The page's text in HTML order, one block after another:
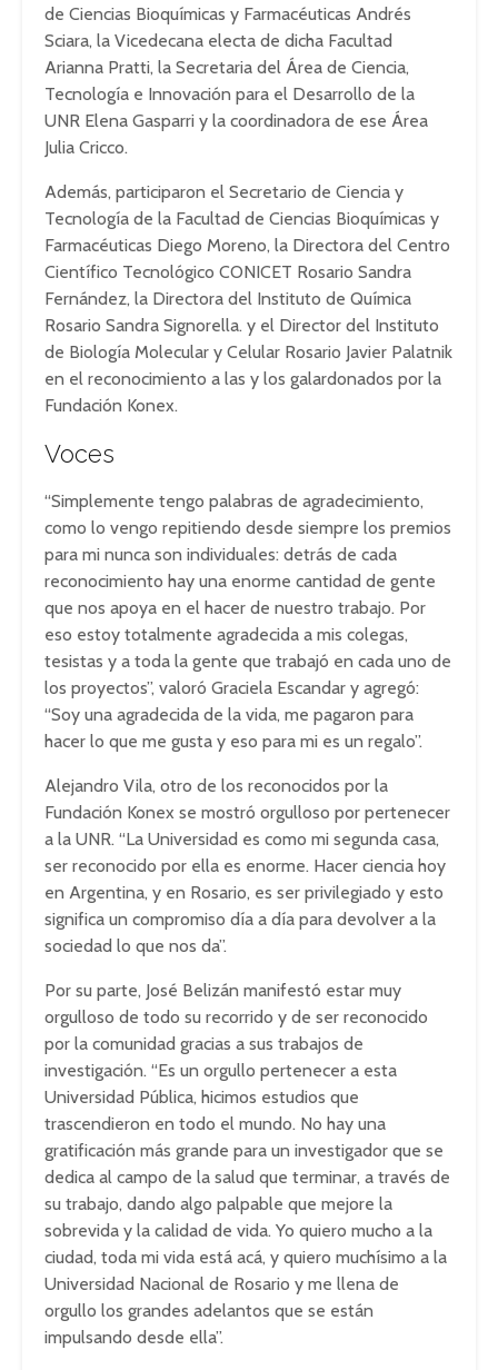
de Ciencias Bioquímicas y Farmacéuticas Andrés
Sciara, la Vicedecana electa de dicha Facultad
Arianna Pratti, la Secretaria del Área de Ciencia,
Tecnología e Innovación para el Desarrollo de la
UNR Elena Gasparri y la coordinadora de ese Área
Julia Cricco.
Además, participaron el Secretario de Ciencia y
Tecnología de la Facultad de Ciencias Bioquímicas y
Farmacéuticas Diego Moreno, la Directora del Centro
Científico Tecnológico CONICET Rosario Sandra
Fernández, la Directora del Instituto de Química
Rosario Sandra Signorella. y el Director del Instituto
de Biología Molecular y Celular Rosario Javier Palatnik
en el reconocimiento a las y los galardonados por la
Fundación Konex.
Voces
“Simplemente tengo palabras de agradecimiento,
como lo vengo repitiendo desde siempre los premios
para mi nunca son individuales: detrás de cada
reconocimiento hay una enorme cantidad de gente
que nos apoya en el hacer de nuestro trabajo. Por
eso estoy totalmente agradecida a mis colegas,
tesistas y a toda la gente que trabajó en cada uno de
los proyectos”, valoró Graciela Escandar y agregó:
“Soy una agradecida de la vida, me pagaron para
hacer lo que me gusta y eso para mi es un regalo”.
Alejandro Vila, otro de los reconocidos por la
Fundación Konex se mostró orgulloso por pertenecer
a la UNR. “La Universidad es como mi segunda casa,
ser reconocido por ella es enorme. Hacer ciencia hoy
en Argentina, y en Rosario, es ser privilegiado y esto
significa un compromiso día a día para devolver a la
sociedad lo que nos da”.
Por su parte, José Belizán manifestó estar muy
orgulloso de todo su recorrido y de ser reconocido
por la comunidad gracias a sus trabajos de
investigación. “Es un orgullo pertenecer a esta
Universidad Pública, hicimos estudios que
trascendieron en todo el mundo. No hay una
gratificación más grande para un investigador que se
dedica al campo de la salud que terminar, a través de
su trabajo, dando algo palpable que mejore la
sobrevida y la calidad de vida. Yo quiero mucho a la
ciudad, toda mi vida está acá, y quiero muchísimo a la
Universidad Nacional de Rosario y me llena de
orgullo los grandes adelantos que se están
impulsando desde ella”.